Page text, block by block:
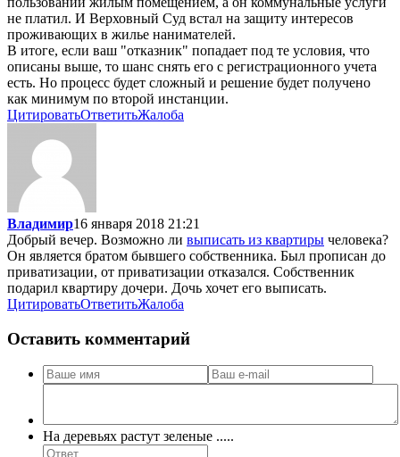
не платил. И Верховный Суд встал на защиту интересов
проживающих в жилье нанимателей.
В итоге, если ваш "отказник" попадает под те условия, что
описаны выше, то шанс снять его с регистрационного учета
есть. Но процесс будет сложный и решение будет получено
как минимум по второй инстанции.
ЦитироватьОтветитьЖалоба
Владимир16 января 2018 21:21
Добрый вечер. Возможно ли выписать из квартиры человека?
Он является братом бывшего собственника. Был прописан до
приватизации, от приватизации отказался. Собственник
подарил квартиру дочери. Дочь хочет его выписать.
ЦитироватьОтветитьЖалоба
Оставить комментарий
На деревьях растут зеленые .....